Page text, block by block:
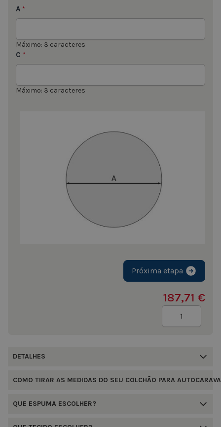
A *
Máximo: 3 caracteres
C *
Máximo: 3 caracteres
Próxima etapa
187,71 €
Quantidade
DETALHES
COMO TIRAR AS MEDIDAS DO SEU COLCHÃO PARA
QUE ESPUMA ESCOLHER?